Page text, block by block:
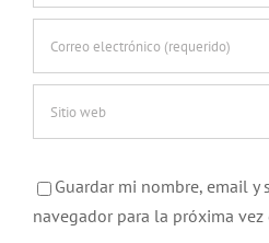
Guardar mi nombre, email y
navegador para la próxima vez